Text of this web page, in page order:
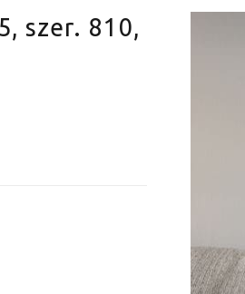
szer. 810,